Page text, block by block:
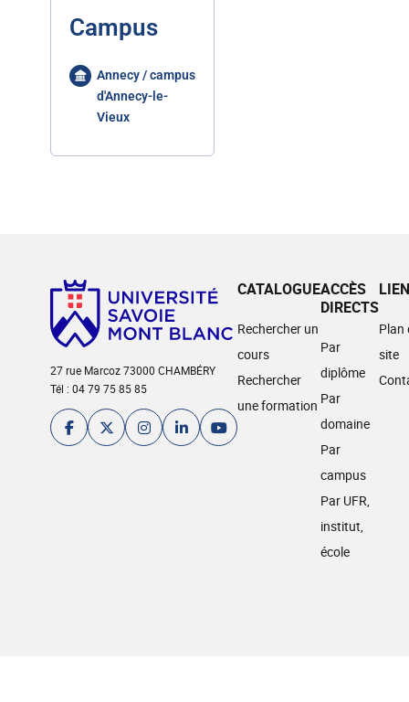
Campus
Annecy / campus
d'Annecy-le-
Vieux
27 rue Marcoz 73000 CHAMBÉRY
Tél : 04 79 75 85 85
CATALOGUE
Rechercher un
cours
Rechercher
une formation
ACCÈS
DIRECTS
Par
diplôme
Par
domaine
Par
campus
Par UFR,
institut,
école
Plan
site